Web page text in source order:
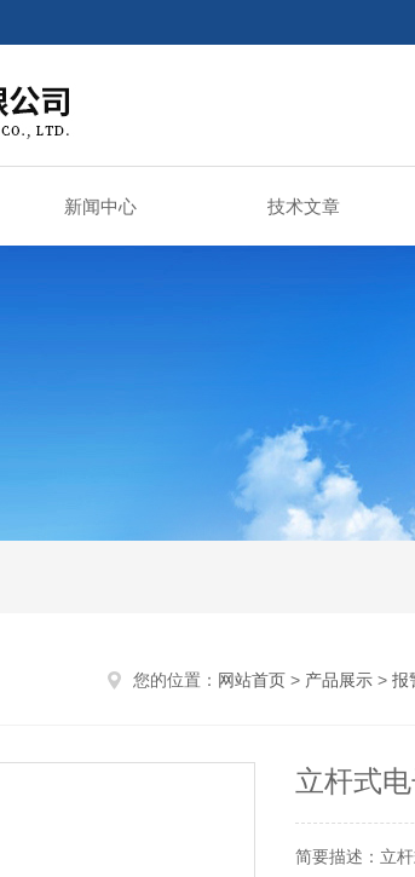
新闻中心 技术文章
您的位置： 网站首页 > 产品展示 > 报
立杆式
简要描述：立